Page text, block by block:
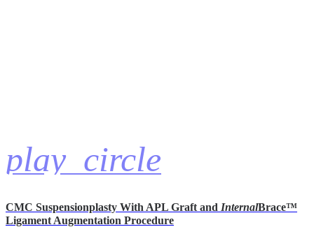
play_circle
CMC Suspensionplasty With APL Graft and InternalBrace™
Ligament Augmentation Procedure